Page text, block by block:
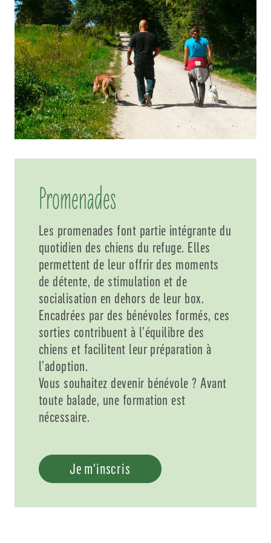
Promenades
Les promenades font partie intégrante du
quotidien des chiens du refuge. Elles
permettent de leur offrir des moments
de détente, de stimulation et de
socialisation en dehors de leur box.
Encadrées par des bénévoles formés, ces
sorties contribuent à l’équilibre des
chiens et facilitent leur préparation à
l’adoption.
Vous souhaitez devenir bénévole ? Avant
toute balade, une formation est
nécessaire.
Je m'inscris